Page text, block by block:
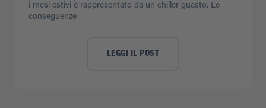
i mesi estivi è rappresentato da un chiller guasto. Le
conseguenze
LEGGI IL POST